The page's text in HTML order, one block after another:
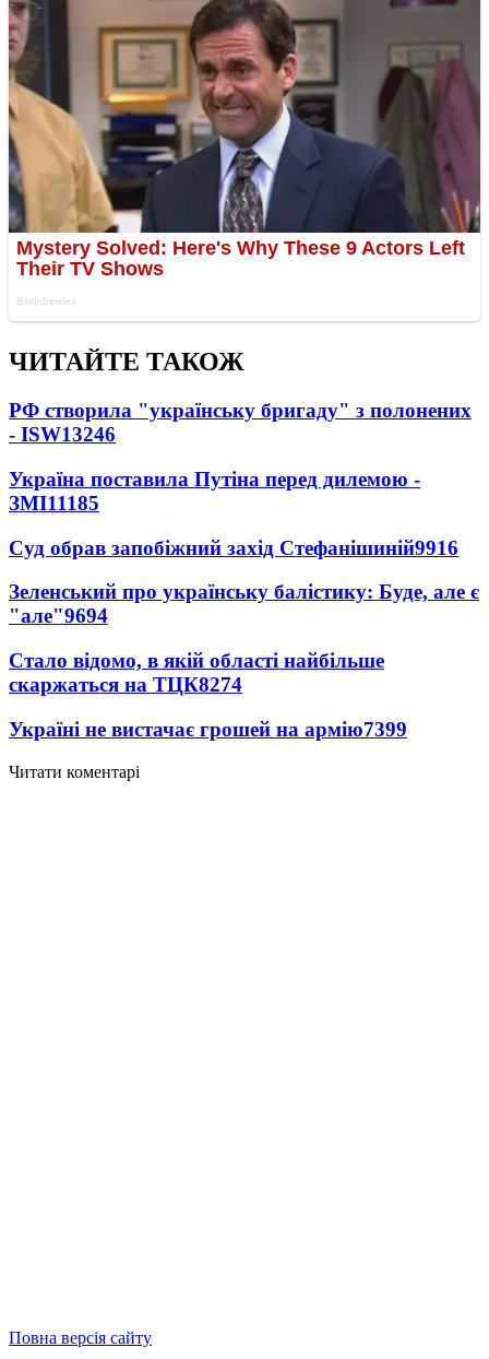
ЧИТАЙТЕ ТАКОЖ
РФ створила "українську бригаду" з полонених
- ISW13246
Україна поставила Путіна перед дилемою -
ЗМІ11185
Суд обрав запобіжний захід Стефанішиній9916
Зеленський про українську балістику: Буде, але є
"але"9694
Стало відомо, в якій області найбільше
скаржаться на ТЦК8274
Україні не вистачає грошей на армію7399
Читати коментарі
Повна версія сайту